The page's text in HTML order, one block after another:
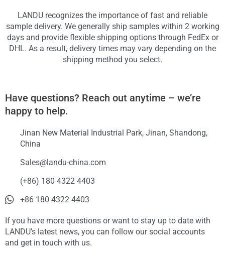
LANDU recognizes the importance of fast and reliable
sample delivery. We generally ship samples within 2 working
days and provide flexible shipping options through FedEx or
DHL. As a result, delivery times may vary depending on the
shipping method you select.
Have questions? Reach out anytime – we’re
happy to help.
Jinan New Material Industrial Park, Jinan, Shandong,
China
Sales@landu-china.com
(+86) 180 4322 4403
+86 180 4322 4403
If you have more questions or want to stay up to date with
LANDU’s latest news, you can follow our social accounts
and get in touch with us.